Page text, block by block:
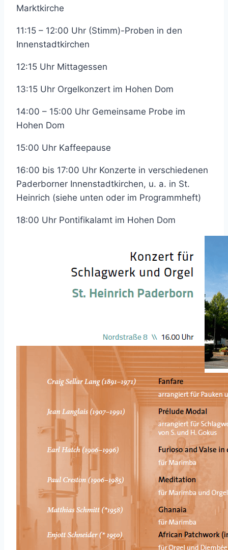
Marktkirche
11:15 – 12:00 Uhr (Stimm)-Proben in den
Innenstadtkirchen
12:15 Uhr Mittagessen
13:15 Uhr Orgelkonzert im Hohen Dom
14:00 – 15:00 Uhr Gemeinsame Probe im
Hohen Dom
15:00 Uhr Kaffeepause
16:00 bis 17:00 Uhr Konzerte in verschiedenen
Paderborner Innenstadtkirchen, u. a. in St.
Heinrich (siehe unten oder im Programmheft)
18:00 Uhr Pontifikalamt im Hohen Dom